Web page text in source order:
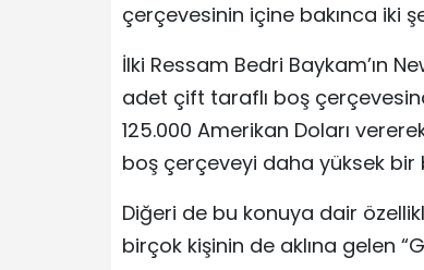
çerçevesinin içine bakınca iki
İlki Ressam Bedri Baykam’ın
adet çift taraflı boş
125.000 Amerikan Doları
boş çerçeveyi daha yüksek bir
Diğeri de bu konuya dair
birçok kişinin de aklına gelen